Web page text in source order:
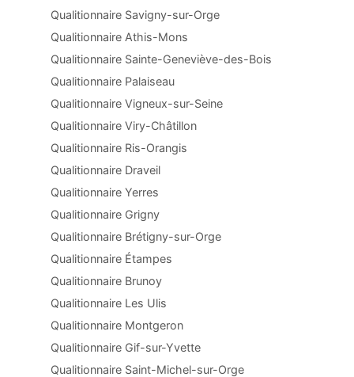
Qualitionnaire Savigny-sur-Orge
Qualitionnaire Athis-Mons
Qualitionnaire Sainte-Geneviève-des-Bois
Qualitionnaire Palaiseau
Qualitionnaire Vigneux-sur-Seine
Qualitionnaire Viry-Châtillon
Qualitionnaire Ris-Orangis
Qualitionnaire Draveil
Qualitionnaire Yerres
Qualitionnaire Grigny
Qualitionnaire Brétigny-sur-Orge
Qualitionnaire Étampes
Qualitionnaire Brunoy
Qualitionnaire Les Ulis
Qualitionnaire Montgeron
Qualitionnaire Gif-sur-Yvette
Qualitionnaire Saint-Michel-sur-Orge